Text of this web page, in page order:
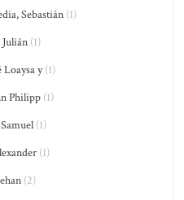
Sebastián(1)
(1)
Loaysa y(1)
Philipp(1)
(1)
(1)
(2)